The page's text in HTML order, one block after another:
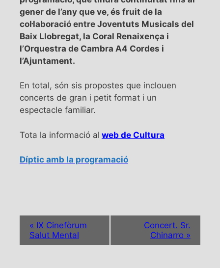
gener de l’any que ve, és fruit de la
col·laboració entre Joventuts Musicals del
Baix Llobregat, la Coral Renaixença i
l’Orquestra de Cambra A4 Cordes i
l’Ajuntament.
En total, són sis propostes que inclouen
concerts de gran i petit format i un
espectacle familiar.
Tota la informació al web de Cultura
Díptic amb la programació
v
« IX Cinefòrum
Salut Mental
Concert. Sr.
Chinarro »